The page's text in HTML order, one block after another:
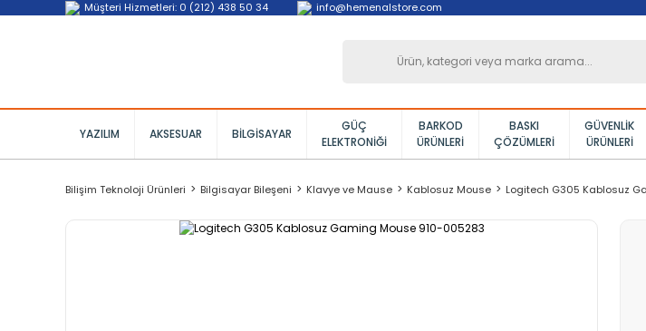
Müşteri Hizmetleri: 0 (212) 438 50 34 info@hemenalstore.com
YAZILIM AKSESUAR BILGISAYAR
GÜÇ
ELEKTRONIĞI
BARKOD
ÜRÜNLERI
BASKI
ÇÖZÜMLERI
GÜVENLIK
ÜRÜNLERI
Bilişim Teknoloji Ürünleri Bilgisayar Bileşeni Klavye ve Mause Kablosuz Mouse Logitech G305 Kablosuz